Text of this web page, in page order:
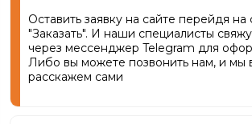
Оставить заявку на сайте перейдя на
"Заказать". И наши специалисты
через мессенджер Telegram для
Либо вы можете позвонить нам, и мы
расскажем сами